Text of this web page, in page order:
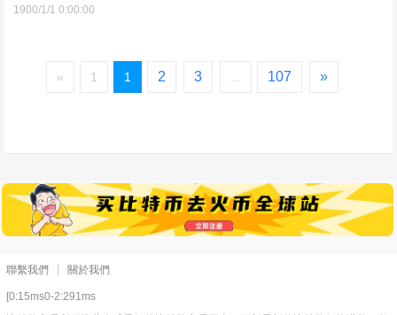
1900/1/1 0:00:00
« 1 1 2 3 107 »
聯繫我們 關於我們
[0:15ms0-2:291ms